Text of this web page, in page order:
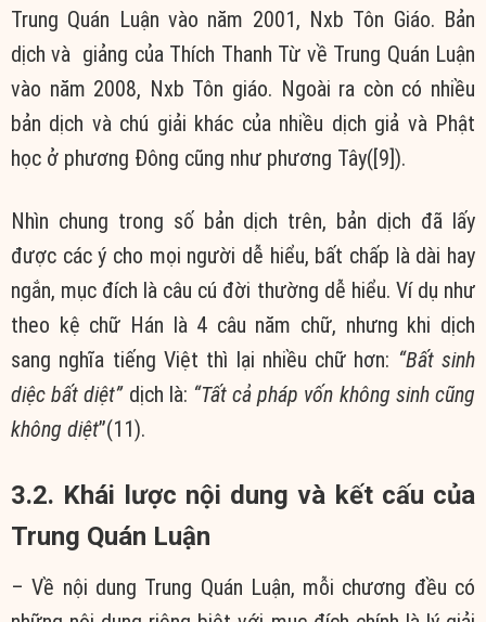
Trung Quán Luận vào năm 2001, Nxb Tôn Giáo. Bản
dịch và giảng của Thích Thanh Từ về Trung Quán Luận
vào năm 2008, Nxb Tôn giáo. Ngoài ra còn có nhiều
bản dịch và chú giải khác của nhiều dịch giả và Phật
học ở phương Đông cũng như phương Tây([9]).
Nhìn chung trong số bản dịch trên, bản dịch đã lấy
được các ý cho mọi người dễ hiểu, bất chấp là dài hay
ngắn, mục đích là câu cú đời thường dễ hiểu. Ví dụ như
theo kệ chữ Hán là 4 câu năm chữ, nhưng khi dịch
sang nghĩa tiếng Việt thì lại nhiều chữ hơn: “Bất sinh
diệc bất diệt” dịch là: “Tất cả pháp vốn không sinh cũng
không diệt”(11).
3.2. Khái lược nội dung và kết cấu của
Trung Quán Luận
– Về nội dung Trung Quán Luận, mỗi chương đều có